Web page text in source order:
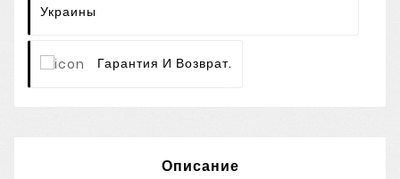
Украины
Гарантия И Возврат.
Описание